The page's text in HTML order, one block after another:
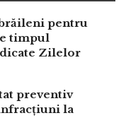
pentru
timpul
Zilelor
preventiv
la